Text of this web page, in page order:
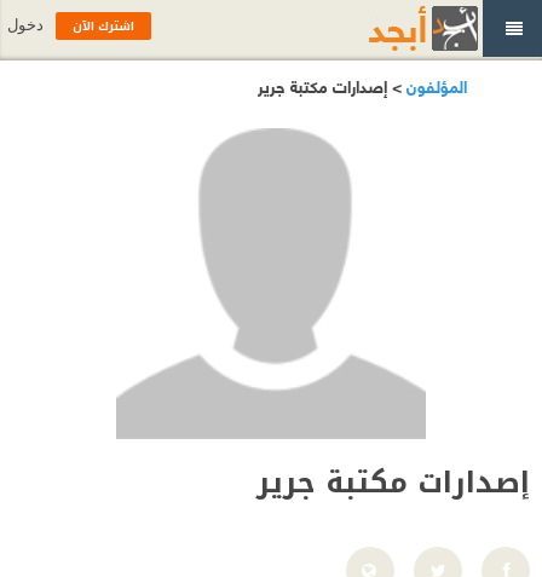
المؤلفون> إصدارات مكتبة جرير
إصدارات مكتبة جرير
اشترك الآن دخول